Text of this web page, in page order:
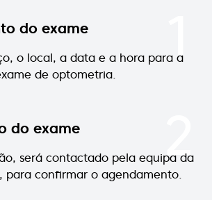
do exame
o local, a data e a hora para a
de optometria.
1
do exame
será contactado pela equipa da
para confirmar o agendamento.
2